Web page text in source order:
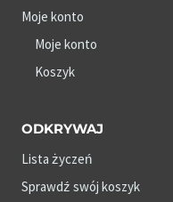
Moje konto
Moje konto
Koszyk
ODKRYWAJ
Lista życzeń
Sprawdź swój koszyk